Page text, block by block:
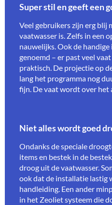
Super stil en geeft een
Veel gebruikers zijn erg blij
vaatwasser is. Zelfs in een
nauwelijks. Ook de
genoemd – er past veel
praktisch. De projectie op
lang het programma nog
fijn. De vaat wordt over het
Niet alles wordt goed
Ondanks de speciale
items en bestek in de
droog uit de vaatwasser.
ook dat de installatie lastig
handleiding. Een ander
in het Zeoliet systeem die